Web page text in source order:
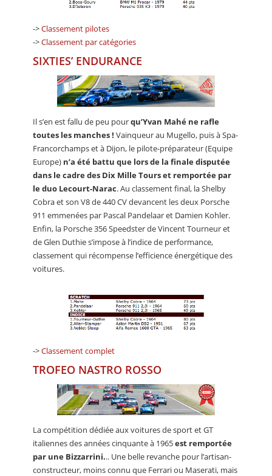
->Classement pilotes
->Classement par catégories
SIXTIES’ ENDURANCE
Il s’en est fallu de peu pourqu’Yvan Mahé ne rafle
toutes les manches ! Vainqueur au Mugello, puis à Spa-
Francorchamps et à Dijon, le pilote-préparateur (Equipe
Europe) n’a été battu que lors de la finale disputée
dans le cadre des Dix Mille Tours et remportée par
le duo Lecourt-Narac. Au classement final, la Shelby
Cobra et son V8 de 440 CV devancent les deux Porsche
911 emmenées par Pascal Pandelaar et Damien Kohler.
Enfin, la Porsche 356 Speedster de Vincent Tourneur et
de Glen Duthie s’impose à l’indice de performance,
classement qui récompense l’efficience énergétique des
voitures.
->Classement complet
TROFEO NASTRO ROSSO
La compétition dédiée aux voitures de sport et GT
italiennes des années cinquante à 1965est remportée
par une Bizzarrini... Une belle revanche pour l’artisan-
constructeur, moins connu que Ferrari ou Maserati, mais